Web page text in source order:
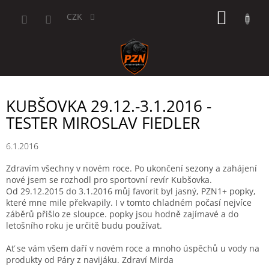
CZK
KUBŠOVKA 29.12.-3.1.2016 -
TESTER MIROSLAV FIEDLER
6.1.2016
Zdravím všechny v novém roce. Po ukončení sezony a zahájení
nové jsem se rozhodl pro sportovní revír Kubšovka.
Od 29.12.2015 do 3.1.2016 můj favorit byl jasný, PZN1+ popky,
které mne mile překvapily. I v tomto chladném počasí nejvíce
záběrů přišlo ze sloupce. popky jsou hodně zajímavé a do
letošního roku je určitě budu používat.
Ať se vám všem daří v novém roce a mnoho úspěchů u vody na
produkty od Páry z navijáku. Zdraví Mirda